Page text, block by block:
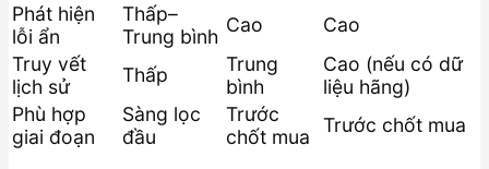
Phát hiện
lỗi ẩn
Thấp–
Trung bình
Cao
Cao
Truy vết
lịch sử
Thấp
Trung
bình
Cao (nếu có dữ
liệu hãng)
Phù hợp
giai đoạn
Sàng lọc
đầu
Trước
chốt mua
Trước chốt mua